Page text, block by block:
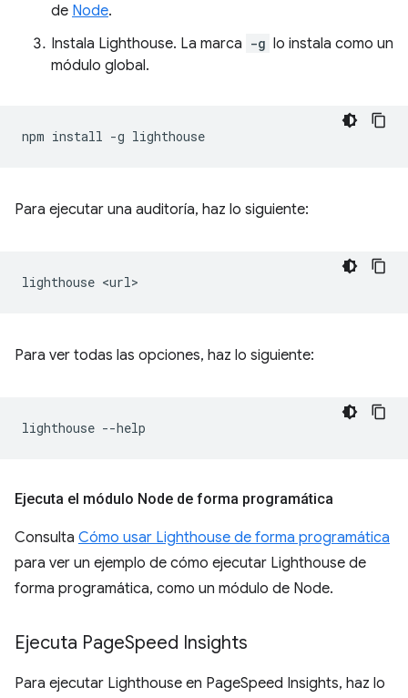
de Node.
Instala Lighthouse. La marca -g lo instala como un
módulo global.
npm install -g
Para ejecutar una auditoría, haz lo siguiente:
lighthouse
Para ver todas las opciones, haz lo siguiente:
lighthouse
Ejecuta el módulo Node de forma programática
Consulta Cómo usar Lighthouse de forma programática
para ver un ejemplo de cómo ejecutar Lighthouse de
forma programática, como un módulo de Node.
Ejecuta PageSpeed Insights
Para ejecutar Lighthouse en PageSpeed Insights, haz lo